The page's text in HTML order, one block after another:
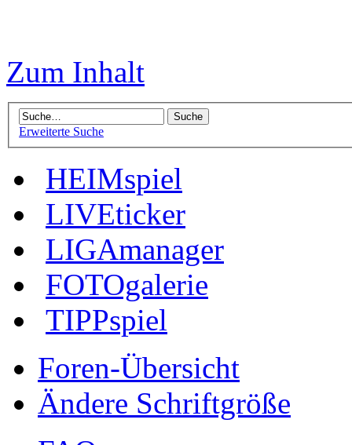
Zum Inhalt
Erweiterte Suche
HEIMspiel
LIVEticker
LIGAmanager
FOTOgalerie
TIPPspiel
Foren-Übersicht
Ändere Schriftgröße